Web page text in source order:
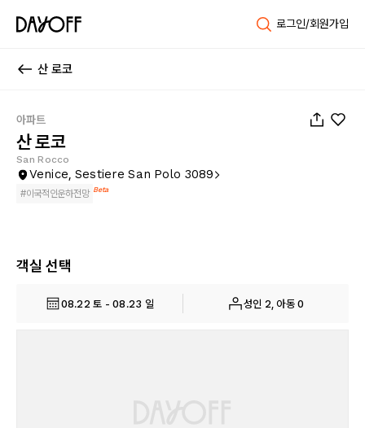
로그인/회원가입
산 로코
아파트
산 로코
San Rocco
Venice, Sestiere San Polo 3089
#이국적인운하전망 Beta
객실 선택
08.22 토 - 08.23 일 성인 2, 아동 0